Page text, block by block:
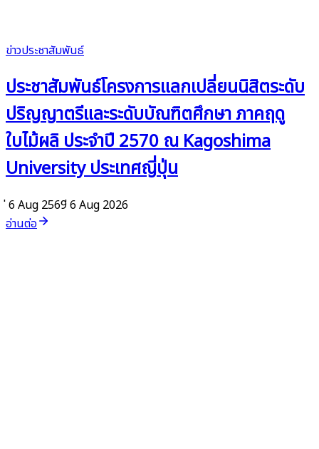
ข่าวประชาสัมพันธ์
ประชาสัมพันธ์โครงการแลกเปลี่ยนนิสิตระดับ
ปริญญาตรีและระดับบัณฑิตศึกษา ภาคฤดู
ใบไม้ผลิ ประจำปี 2570 ณ Kagoshima
University ประเทศญี่ปุ่น
่ 6 Aug 2569่ 6 Aug 2026
อ่านต่อ